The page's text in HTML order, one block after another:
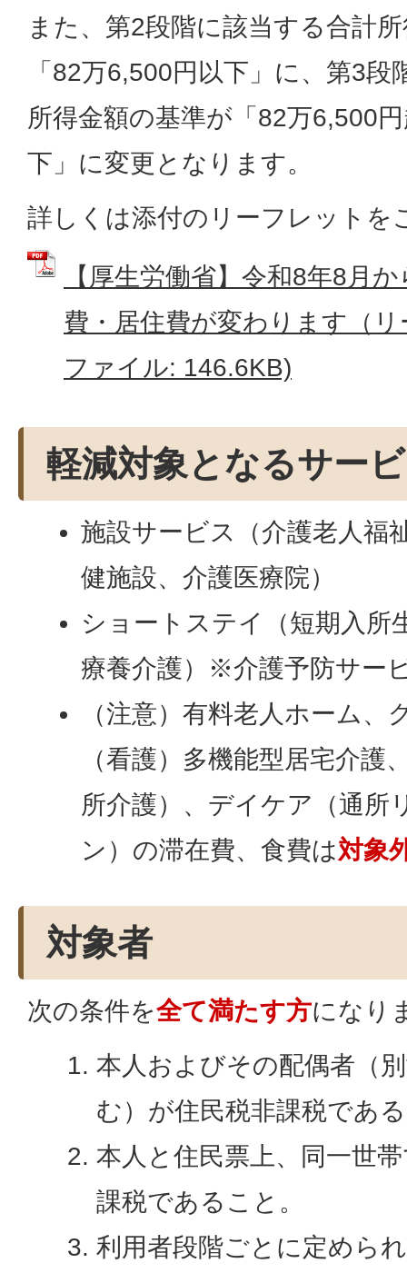
また、第2段階に該当する合計
「82万6,500円以下」に、第3
所得金額の基準が「82万6,500
下」に変更となります。
詳しくは添付のリーフレットを
【厚生労働省】令和8年8月
費・居住費が変わります（
ファイル: 146.6KB)
軽減対象となるサー
施設サービス（介護老人福
健施設、介護医療院）
ショートステイ（短期入所
療養介護）※介護予防サー
（注意）有料老人ホーム、
（看護）多機能型居宅介護
所介護）、デイケア（通所
ン）の滞在費、食費は対象
対象者
次の条件を全て満たす方になり
本人およびその配偶者（
む）が住民税非課税であ
本人と住民票上、同一世
課税であること。
利用者段階ごとに定めら